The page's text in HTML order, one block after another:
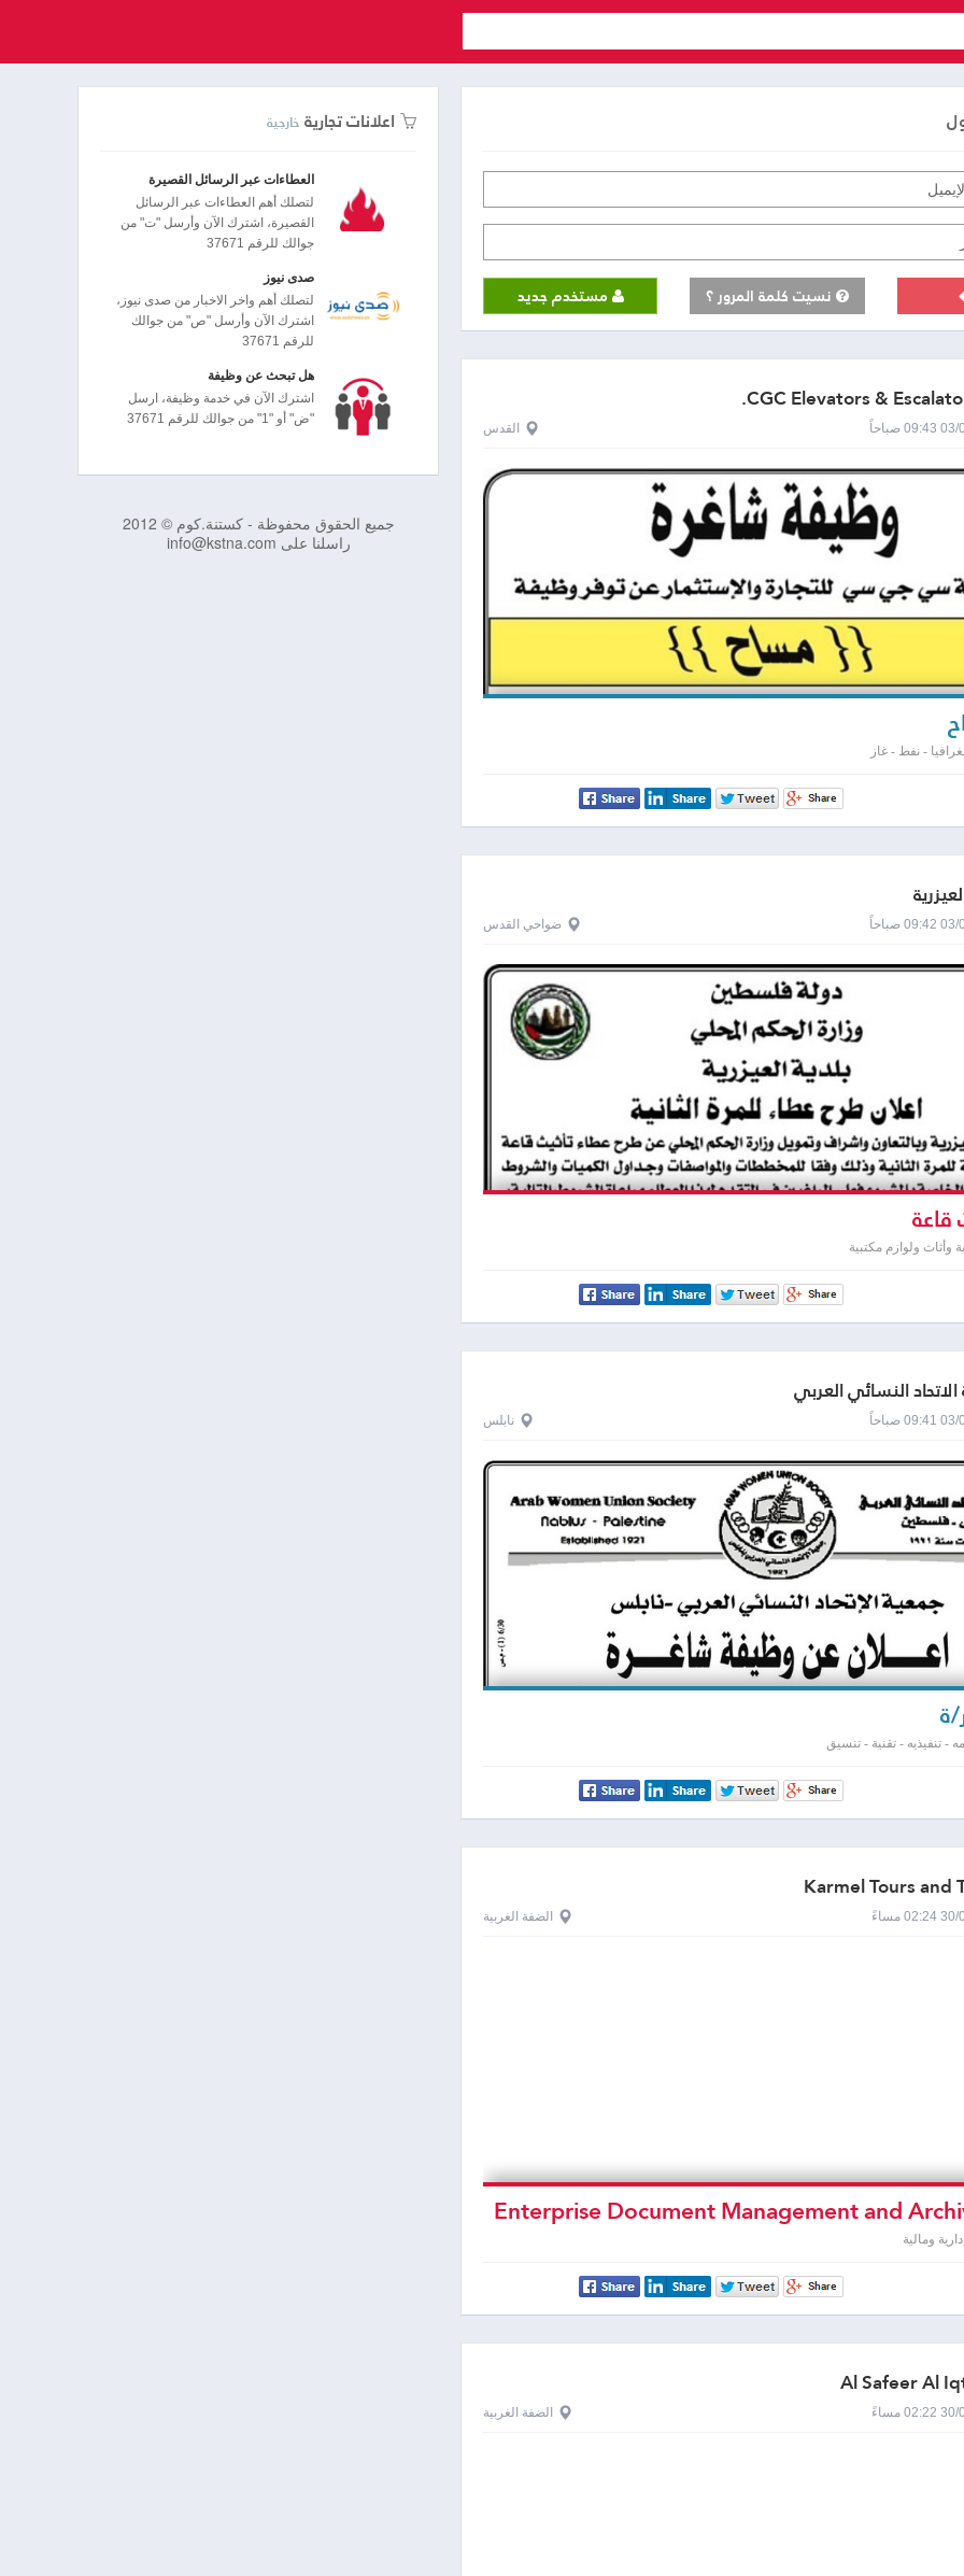
اعلانات تجارية خارجية
العطاءات عبر الرسائل القصيرة
لتصلك أهم العطاءات عبر الرسائل
القصيرة، اشترك الآن وأرسل "ت" من
جوالك للرقم 37671
صدى نيوز
لتصلك أهم واخر الاخبار من صدى نيوز،
اشترك الآن وأرسل "ص" من جوالك
للرقم 37671
هل تبحث عن وظيفة
اشترك الآن في خدمة وظيفة، ارسل
"ض" أو "1" من جوالك للرقم 37671
جميع الحقوق محفوظة - كستنة.كوم © 2012
راسلنا على info@kstna.com
نسيت كلمة المرور ؟ مستخدم جديد
CGC Elevators &
صباحاً القدس
- نفط - غاز
صباحاً ضواحي القدس
قاعة
ولوازم مكتبية
النسائي العربي
صباحاً نابلس
ة
- تنفيذيه - تقنية - تنسيق
Karmel Tours and
مساءً الضفة الغربية
Enterprise Document Management and
ومالية
Al Safeer Al
مساءً الضفة الغربية